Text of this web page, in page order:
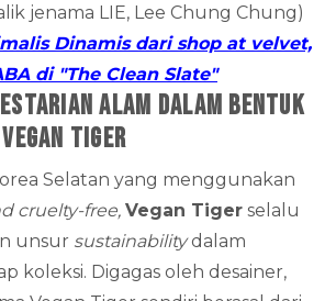
jenama LIE, Lee Chung Chung)
Dinamis dari shop at velvet,
di "The Clean Slate"
Alam dalam Bentuk
Tiger
Selatan yang menggunakan
cruelty-free, Vegan Tiger selalu
unsur sustainabilitydalam
koleksi. Digagas oleh desainer,